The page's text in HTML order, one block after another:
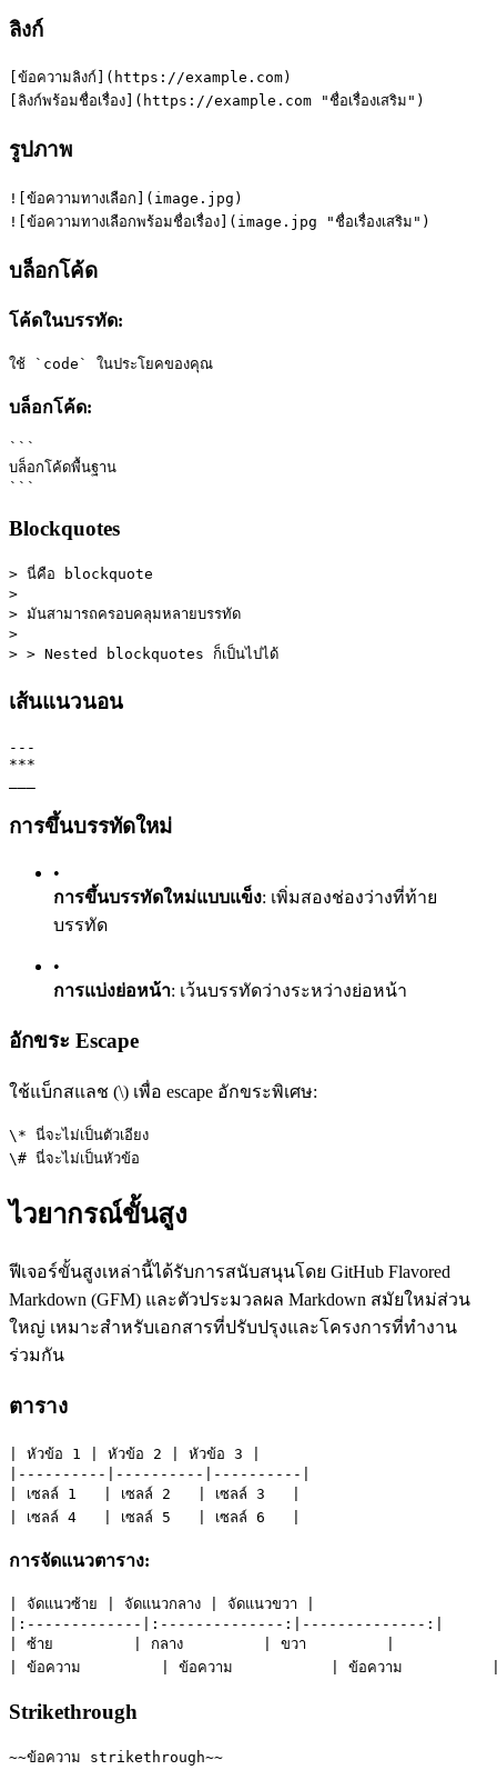
ลิงก์
[ข้อความลิงก์](https://example.com)
[ลิงก์พร้อมชื่อเรื่อง](https://example.com "ชื่อเรื่องเสริม")
รูปภาพ
![ข้อความทางเลือก](image.jpg)
![ข้อความทางเลือกพร้อมชื่อเรื่อง](image.jpg "ชื่อเรื่องเสริม")
บล็อกโค้ด
โค้ดในบรรทัด:
ใช้ `code` ในประโยคของคุณ
บล็อกโค้ด:
```
บล็อกโค้ดพื้นฐาน
```
Blockquotes
> นี่คือ blockquote
>
> มันสามารถครอบคลุมหลายบรรทัด
>
> > Nested blockquotes ก็เป็นไปได้
เส้นแนวนอน
---
***
การขึ้นบรรทัดใหม่
•
การขึ้นบรรทัดใหม่แบบแข็ง: เพิ่มสองช่องว่างที่ท้าย
บรรทัด
•
การแบ่งย่อหน้า: เว้นบรรทัดว่างระหว่างย่อหน้า
อักขระ Escape
ใช้แบ็กสแลช (\) เพื่อ escape อักขระพิเศษ:
\* นี่จะไม่เป็นตัวเอียง
\# นี่จะไม่เป็นหัวข้อ
ไวยากรณ์ขั้นสูง
ฟีเจอร์ขั้นสูงเหล่านี้ได้รับการสนับสนุนโดย GitHub Flavored
Markdown (GFM) และตัวประมวลผล Markdown สมัยใหม่ส่วน
ใหญ่ เหมาะสำหรับเอกสารที่ปรับปรุงและโครงการที่ทำงาน
ร่วมกัน
ตาราง
| หัวข้อ 1 | หัวข้อ 2 | หัวข้อ 3 |
|----------|----------|----------|
| เซลล์ 1   | เซลล์ 2   | เซลล์ 3   |
| เซลล์ 4   | เซลล์ 5   | เซลล์ 6   |
การจัดแนวตาราง:
| จัดแนวซ้าย | จัดแนวกลาง | จัดแนวขวา |
|:-------------|:--------------:|--------------:|
| ซ้าย         | กลาง         | ขวา         |
| ข้อความ         | ข้อความ           | ข้อความ
Strikethrough
~~ข้อความ strikethrough~~